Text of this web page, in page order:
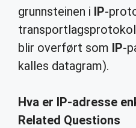
grunnsteinen i IP-
blir overført som IP-
kalles datagram).
Hva er IP-adresse
Related Questions